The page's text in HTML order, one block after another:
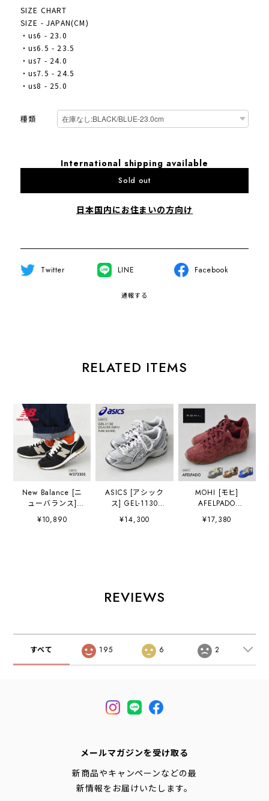
SIZE CHART
SIZE - JAPAN(CM)
・us6 - 23.0
・us6.5 - 23.5
・us7 - 24.0
・us7.5 - 24.5
・us8 - 25.0
種類
International shipping available
Sold out
日本国内にお住まいの方向け
Twitter LINE Facebook
通報する
RELATED ITEMS
New Balance [ニ
ューバランス]
W37330S
[W37330S] レデ
[2026AW]
¥10,890
ASICS [アシック
ス] GEL-1130
GLACIER.GREY/P
URE.SILVER
ス・MEN'S /
LADY'S
¥14,300
MOHI [モヒ]
AFELPADO
[AB713-11-AF] ス
ニーカー・カラフ
¥17,380
REVIEWS
すべて 195 6 2
メールマガジンを受け取る
新商品やキャンペーンなどの最
新情報をお届けいたします。